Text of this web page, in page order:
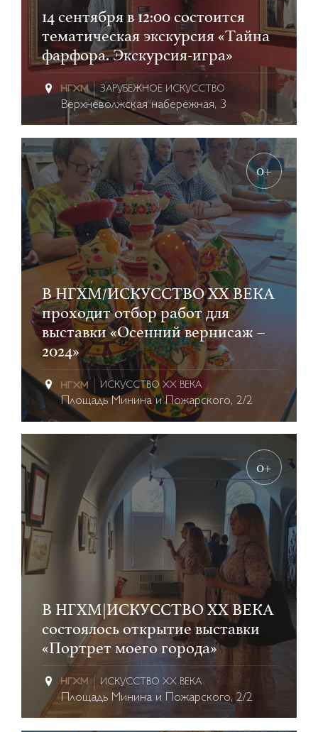
14 сентября в 12:00 состоится
тематическая экскурсия «Тайна
фарфора. Экскурсия-игра»
ЗАРУБЕЖНОЕ ИСКУССТВО
Верхневолжская набережная, 3
0+
В НГХМ/ИСКУССТВО XX ВЕКА
проходит отбор работ для
выставки «Осенний вернисаж –
2024»
ИСКУССТВО XX ВЕКА
Площадь Минина и Пожарского, 2/2
0+
В НГХМ|ИСКУССТВО XX ВЕКА
состоялось открытие выставки
«Портрет моего города»
ИСКУССТВО XX ВЕКА
Площадь Минина и Пожарского, 2/2